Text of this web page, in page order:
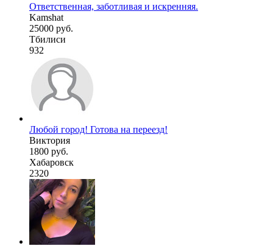
Ответственная, заботливая и искренняя.
Kamshat
25000 руб.
Тбилиси
932
Любой город! Готова на переезд!
Виктория
1800 руб.
Хабаровск
2320